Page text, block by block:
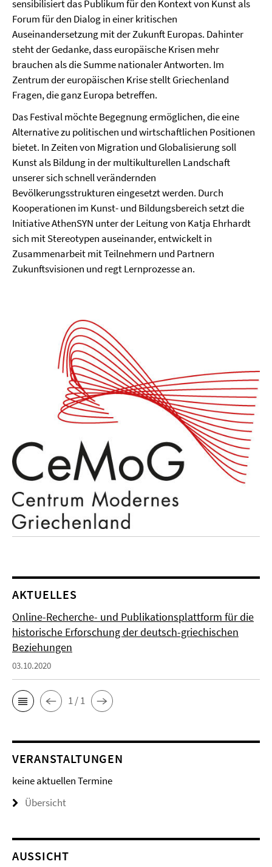
sensibilisiert das Publikum für den Kontext von Kunst als
Forum für den Dialog in einer kritischen
Auseinandersetzung mit der Zukunft Europas. Dahinter
steht der Gedanke, dass europäische Krisen mehr
brauchen als die Summe nationaler Antworten. Im
Zentrum der europäischen Krise stellt Griechenland
Fragen, die ganz Europa betreffen.
Das Festival möchte Begegnung ermöglichen, die eine
Alternative zu politischen und wirtschaftlichen Positionen
bietet. In Zeiten von Migration und Globalisierung soll
Kunst als Bildung in der multikulturellen Landschaft
unserer sich schnell verändernden
Bevölkerungsstrukturen eingesetzt werden. Durch
Kooperationen im Kunst- und Bildungsbereich setzt die
Initiative AthenSYN unter der Leitung von Katja Ehrhardt
sich mit Stereotypen auseinander, entwickelt in
Zusammenarbeit mit Teilnehmern und Partnern
Zukunftsvisionen und regt Lernprozesse an.
AKTUELLES
Online-Recherche- und Publikationsplattform für die
historische Erforschung der deutsch-griechischen
Beziehungen
03.10.2020
1 / 1
VERANSTALTUNGEN
keine aktuellen Termine
Übersicht
AUSSICHT